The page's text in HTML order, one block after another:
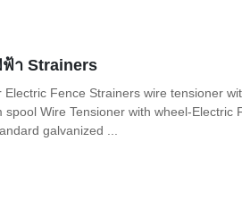
ฟ้า Strainers
Fence Strainers wire tensioner
Wire Tensioner with wheel-Electric
galvanized ...